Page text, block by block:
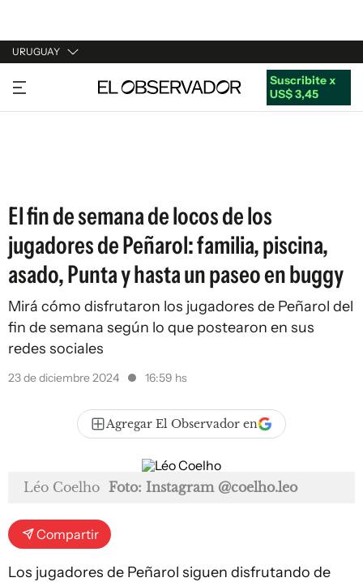
URUGUAY
URUGUAY
ARGENTINA
Suscribite x
US$ 3,45
El fin de semana de locos de los
jugadores de Peñarol: familia, piscina,
asado, Punta y hasta un paseo en buggy
Mirá cómo disfrutaron los jugadores de Peñarol del
fin de semana según lo que postearon en sus
redes sociales
23 de diciembre 2024 16:59 hs
Agregar El Observador en
Léo Coelho Foto: Instagram @coelho.leo
Compartir
Los jugadores de Peñarol siguen disfrutando de